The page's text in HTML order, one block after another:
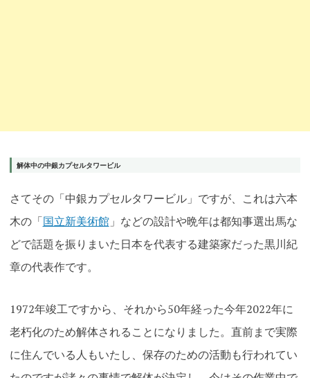
解体中の中銀カプセルタワービル
さてその「中銀カプセルタワービル」ですが、これは六本
木の「国立新美術館」などの設計や晩年は都知事選出馬な
どで話題を振りまいた日本を代表する建築家だった黒川紀
章の代表作です。
1972年竣工ですから、それから50年経った今年2022年に
老朽化のため解体されることになりました。直前まで実際
に住んでいる人もいたし、保存のための活動も行われてい